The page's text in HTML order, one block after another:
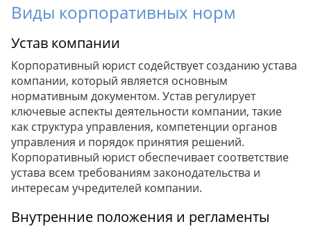
Виды корпоративных норм
Устав компании
Корпоративный юрист содействует созданию устава
компании, который является основным
нормативным документом. Устав регулирует
ключевые аспекты деятельности компании, такие
как структура управления, компетенции органов
управления и порядок принятия решений.
Корпоративный юрист обеспечивает соответствие
устава всем требованиям законодательства и
интересам учредителей компании.
Внутренние положения и регламенты